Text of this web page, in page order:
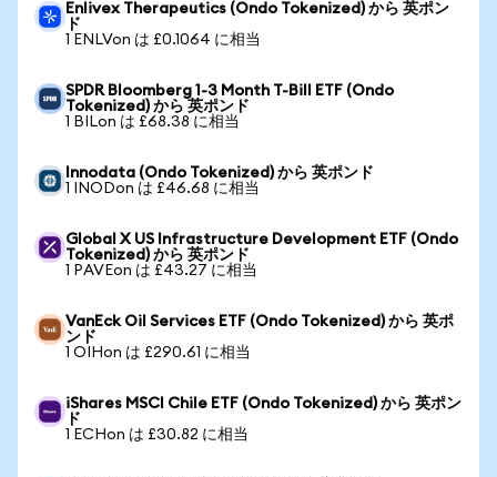
Enlivex Therapeutics (Ondo Tokenized) から 英ポン
ド
1 ENLVon は £0.1064 に相当
SPDR Bloomberg 1-3 Month T-Bill ETF (Ondo
Tokenized) から 英ポンド
1 BILon は £68.38 に相当
Innodata (Ondo Tokenized) から 英ポンド
1 INODon は £46.68 に相当
Global X US Infrastructure Development ETF (Ondo
Tokenized) から 英ポンド
1 PAVEon は £43.27 に相当
VanEck Oil Services ETF (Ondo Tokenized) から 英ポ
ンド
1 OIHon は £290.61 に相当
iShares MSCI Chile ETF (Ondo Tokenized) から 英ポン
ド
1 ECHon は £30.82 に相当